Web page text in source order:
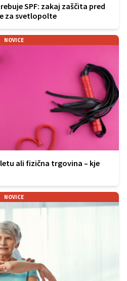
SPF: zakaj zaščita pred
za svetlopolte
NOVICE
ali fizična trgovina – kje
NOVICE